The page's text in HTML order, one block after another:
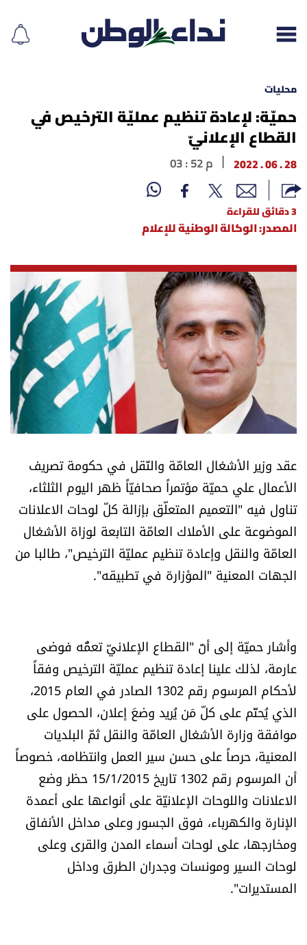
إقرأ الجريدة
لبنان
الغلاف
محليات
أسرار
متفرقات
نداء القرّاء
خاص الموقع
كتّابنا
تحت المجهر
آراء
اقتصاد
الصحافة الإسرائيلية
ثقافة وفنون
فصل من كتاب
اقرأ تضحك
كاميرا
سجالات
صحّة وصحن
محليات
حميّة: لإعادة تنظيم عمليّة الترخيص في
القطاع الإعلانيّ
28 . 06 . 2022 03 : 52 م
3 دقائق للقراءة
المصدر: الوكالة الوطنية للإعلام
عقد وزير الأشغال العامّة والنّقل في حكومة تصريف
الأعمال علي حميّة مؤتمراً صحافيّاً ظهر اليوم الثلثاء،
تناول فيه "التعميم المتعلّق بإزالة كلّ لوحات الاعلانات
الموضوعة على الأملاك العامّة التابعة لوزاة الأشغال
العامّة والنقل وإعادة تنظيم عمليّة الترخيص"، طالبا من
الجهات المعنية "المؤزارة في تطبيقه".
وأشار حميّة إلى أنّ "القطاع الإعلانيّ تعمُّه فوضى
عارمة، لذلك علينا إعادة تنظيم عمليّة الترخيص وفقاً
لأحكام المرسوم رقم 1302 الصادر في العام 2015،
الذي يُحتّم على كلّ مَن يُريد وضعَ إعلان، الحصول على
موافقة وزارة الأشغال العامّة والنقل ثمّ البلديات
المعنية، حرصاً على حسن سير العمل وانتظامه، خصوصاً
أن المرسوم رقم 1302 تاريخ 15/1/2015 حظر وضع
الاعلانات واللوحات الإعلانيّة على أنواعها على أعمدة
الإنارة والكهرباء، فوق الجسور وعلى مداخل الأنفاق
ومخارجها، على لوحات أسماء المدن والقرى وعلى
لوحات السير ومونسات وجدران الطرق وداخل
المستديرات".